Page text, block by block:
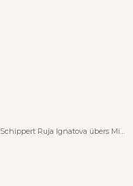
Schippert Ruja Ignatova übers Mittelmeer?